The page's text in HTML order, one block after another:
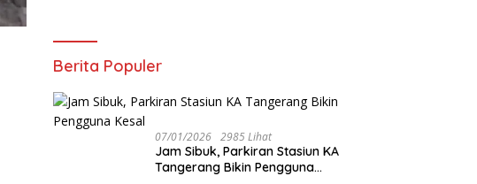
Berita Populer
07/01/2026 2985 Lihat
Jam Sibuk, Parkiran Stasiun KA
Tangerang Bikin Pengguna